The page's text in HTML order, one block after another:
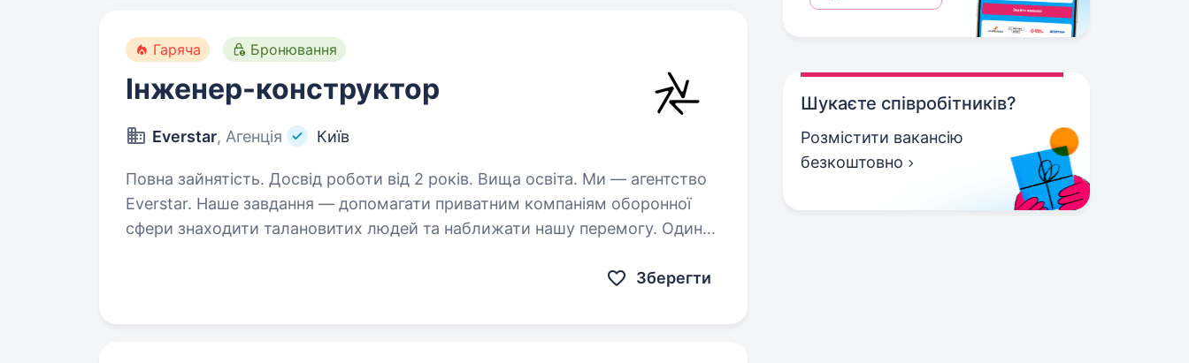
Гаряча Бронювання
Інженер-конструктор
Everstar, Агенція Київ
Повна зайнятість. Досвід роботи від 2 років. Вища освіта. Ми — агентство
Everstar. Наше завдання — допомагати приватним компаніям оборонної
сфери знаходити талановитих людей та наближати нашу перемогу. Один
Зберегти
Шукаєте співробітників?
Розмістити вакансію
безкоштовно